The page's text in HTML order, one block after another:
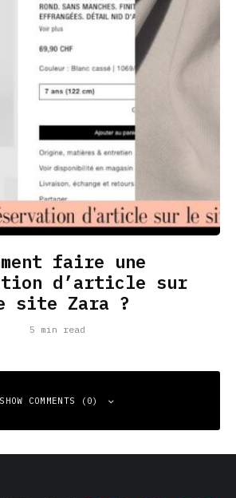
faire une
d’article sur
site Zara ?
5 min read
SHOW COMMENTS (0)